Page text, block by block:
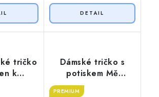
tričko
k
Dámské tričko s
potiskem Mě
nenasereš
PREMIUM